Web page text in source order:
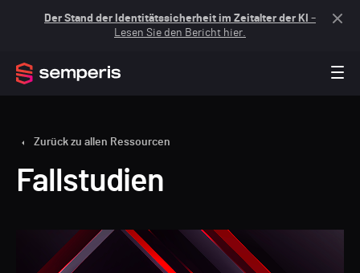
Der Stand der Identitätssicherheit im Zeitalter der KI –
Lesen Sie den Bericht hier.
Zurück zu allen Ressourcen
Fallstudien